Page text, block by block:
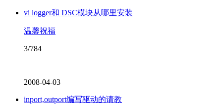
vi logger和 DSC模块从哪里安装
温馨祝福
3/784
2008-04-03
inport,outport编写驱动的请教